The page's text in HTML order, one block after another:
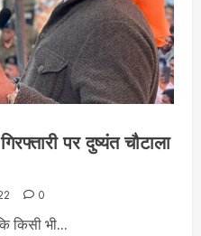
पर दुष्यंत चौटाला
0
किसी भी...